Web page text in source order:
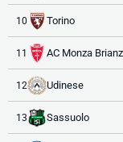
10 Torino
11 AC Monza
12 Udinese
13 Sassuolo